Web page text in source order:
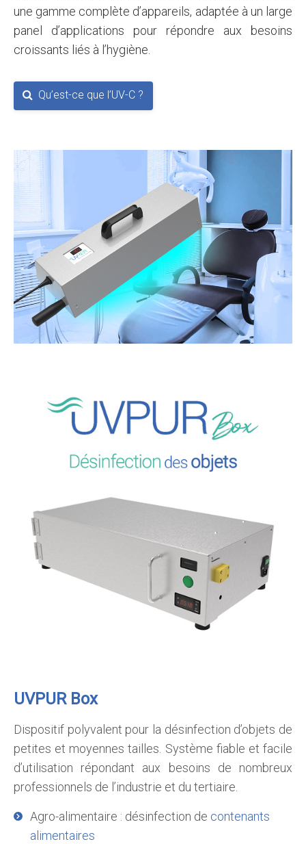
une gamme complète d’appareils, adaptée à un large
panel d’applications pour répondre aux besoins
croissants liés à l’hygiène.
Qu’est-ce que l’UV-C ?
UVPUR Box
Dispositif polyvalent pour la désinfection d’objets de
petites et moyennes tailles. Système fiable et facile
d’utilisation répondant aux besoins de nombreux
professionnels de l’industrie et du tertiaire.
Agro-alimentaire : désinfection de contenants
alimentaires